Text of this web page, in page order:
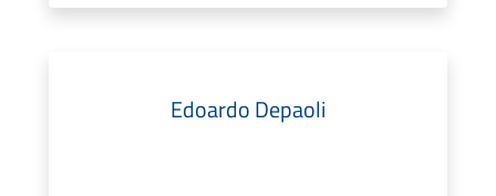
Edoardo Depaoli